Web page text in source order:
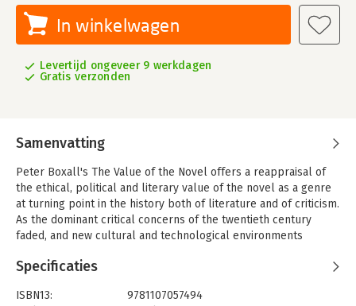
In winkelwagen
Levertijd ongeveer 9 werkdagen
Gratis verzonden
Samenvatting
Peter Boxall's The Value of the Novel offers a reappraisal of
the ethical, political and literary value of the novel as a genre
at turning point in the history both of literature and of criticism.
As the dominant critical concerns of the twentieth century
faded, and new cultural and technological environments
the purpose of the novel. This book responds to this
to us today. Ranging from Daniel Defoe to Zadie Smith, Boxall
Specificaties
ISBN13:
9781107057494